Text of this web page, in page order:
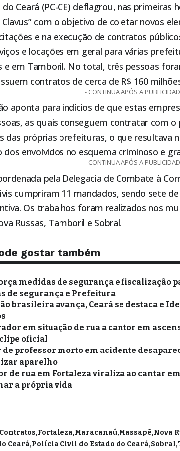
do Ceará (PC-CE) deflagrou, nas
Clavus” com o objetivo de coletar novos
e na execução de contratos
e locações em geral para várias
e em Tamboril. No total, três pessoas
contratos de cerca de R$ 160
- CONTINUA APÓS A
aponta para indícios de que estas
as quais conseguem contratar com
das próprias prefeituras, o que resultava
dos envolvidos no esquema criminoso e
- CONTINUA APÓS A
pela Delegacia de Combate à
cumpriram 11 mandados, sendo sete
Os trabalhos foram realizados nos
Russas, Tamboril e Sobral.
gostar também
medidas de segurança e fiscalização
de segurança e Prefeitura
brasileira avança, Ceará se destaca e
em situação de rua a cantor em
oficial
de professor morto em acidente
aparelho
de rua em Fortaleza viraliza ao cantar
a própria vida
Contratos Fortaleza Maracanaú Massapê Nova
Ceará Polícia Civil do Estado do Ceará Sobral